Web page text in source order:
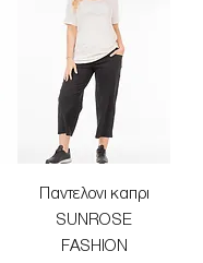
Παντελονι καπρι
SUNROSE
FASHION